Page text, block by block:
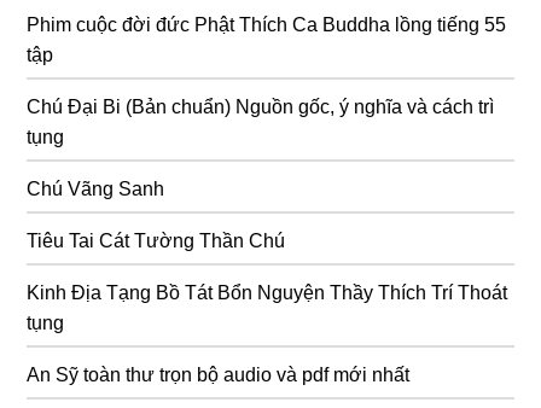
Phim cuộc đời đức Phật Thích Ca Buddha lồng tiếng 55
tập
Chú Đại Bi (Bản chuẩn) Nguồn gốc, ý nghĩa và cách trì
tụng
Chú Vãng Sanh
Tiêu Tai Cát Tường Thần Chú
Kinh Địa Tạng Bồ Tát Bổn Nguyện Thầy Thích Trí Thoát
tụng
An Sỹ toàn thư trọn bộ audio và pdf mới nhất